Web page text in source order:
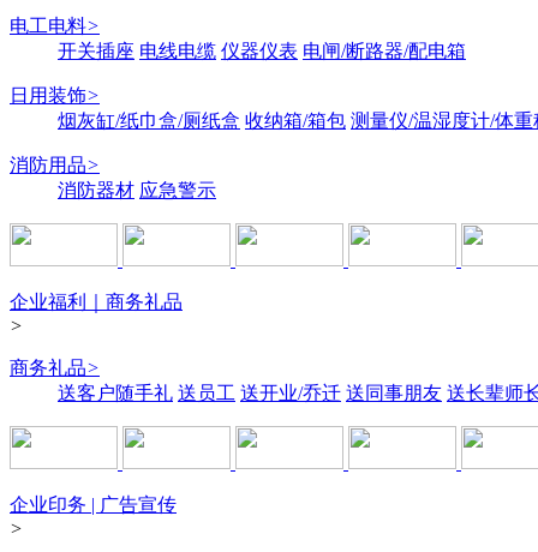
电工电料>
开关插座 电线电缆 仪器仪表 电闸/断路器/配电箱
日用装饰>
烟灰缸/纸巾盒/厕纸盒 收纳箱/箱包 测量仪/温湿度计/体重
消防用品>
消防器材 应急警示
企业福利｜商务礼品
>
商务礼品>
送客户随手礼 送员工 送开业/乔迁 送同事朋友 送长辈师
企业印务 | 广告宣传
>